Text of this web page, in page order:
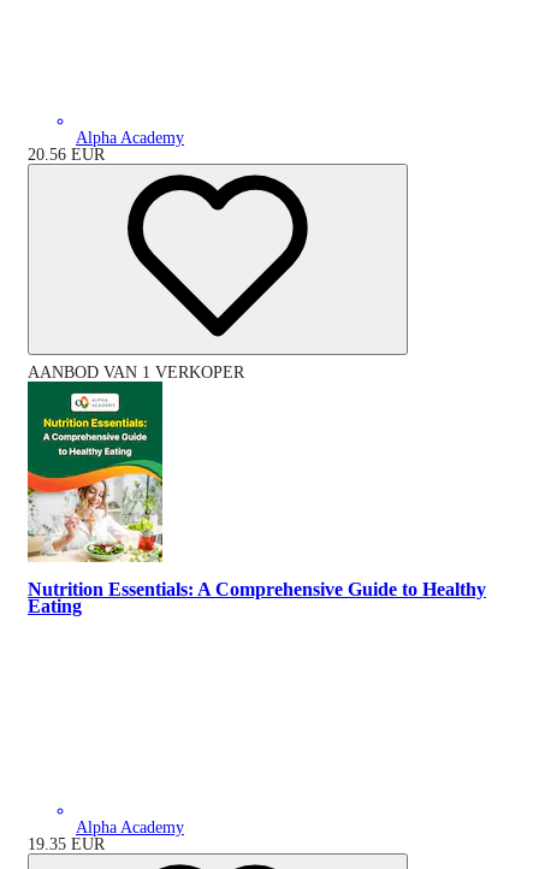
Alpha Academy
20.56 EUR
AANBOD VAN 1 VERKOPER
Nutrition Essentials: A Comprehensive Guide to Healthy
Eating
Alpha Academy
19.35 EUR